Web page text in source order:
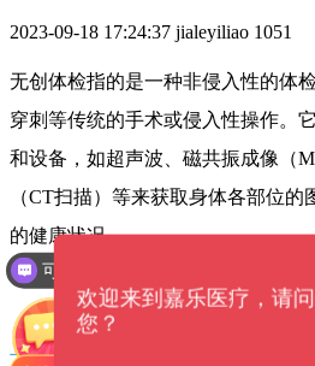
2023-09-18 17:24:37 jialeyiliao 1051
无创体检指的是一种非侵入性的体
穿刺等传统的手术或侵入性操作。
和设备，如超声波、磁共振成像（
（CT扫描）等来获取身体各部位
的健康状况。
与传统的体检方式相比，无创体
可以提供解决方案吗？
欢迎来到嘉乐医疗，请
您？